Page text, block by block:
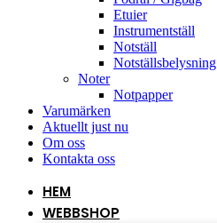
Etuier
Instrumentställ
Notställ
Notställsbelysning
Noter
Notpapper
Varumärken
Aktuellt just nu
Om oss
Kontakta oss
HEM
WEBBSHOP